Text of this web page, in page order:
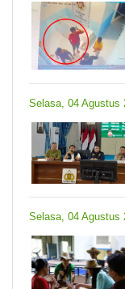
Selasa, 04 Agustus
Selasa, 04 Agustus